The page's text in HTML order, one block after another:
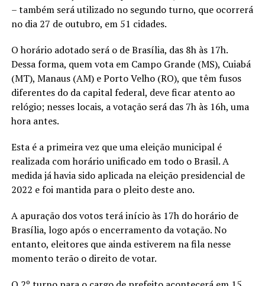
– também será utilizado no segundo turno, que ocorrerá
no dia 27 de outubro, em 51 cidades.
O horário adotado será o de Brasília, das 8h às 17h.
Dessa forma, quem vota em Campo Grande (MS), Cuiabá
(MT), Manaus (AM) e Porto Velho (RO), que têm fusos
diferentes do da capital federal, deve ficar atento ao
relógio; nesses locais, a votação será das 7h às 16h, uma
hora antes.
Esta é a primeira vez que uma eleição municipal é
realizada com horário unificado em todo o Brasil. A
medida já havia sido aplicada na eleição presidencial de
2022 e foi mantida para o pleito deste ano.
A apuração dos votos terá início às 17h do horário de
Brasília, logo após o encerramento da votação. No
entanto, eleitores que ainda estiverem na fila nesse
momento terão o direito de votar.